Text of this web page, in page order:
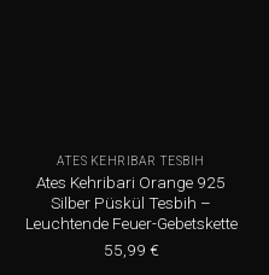
ATES KEHRIBAR TESBIH
Ates Kehribari Orange 925
Silber Püskül Tesbih –
Leuchtende Feuer-Gebetskette
55,99 €